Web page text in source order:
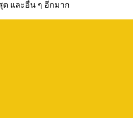
ด และอื่น ๆ อีกมาก